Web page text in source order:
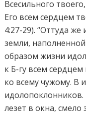
Всесильного
Его всем сердцем
4:27-29). “Оттуда же
земли,
образом жизни
к Б-гу всем
ко всему чужому. В
лезет в окна, смело